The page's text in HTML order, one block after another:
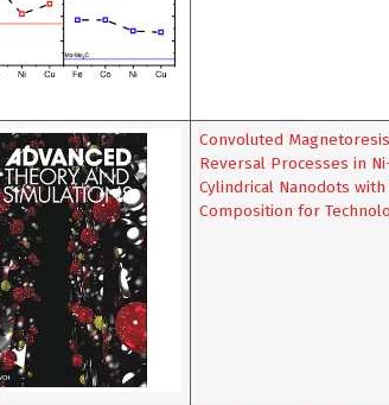
Convoluted
Reversal Processes in
Cylindrical Nanodots
Composition for